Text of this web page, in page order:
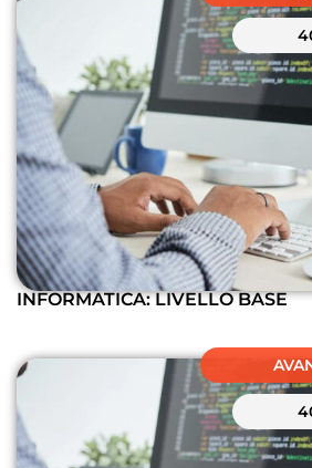
INFORMATICA: LIVELLO BASE